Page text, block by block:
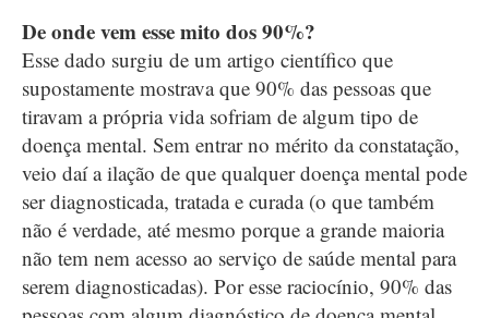
De onde vem esse mito dos 90%?
Esse dado surgiu de um artigo científico que
supostamente mostrava que 90% das pessoas que
tiravam a própria vida sofriam de algum tipo de
doença mental. Sem entrar no mérito da constatação,
veio daí a ilação de que qualquer doença mental pode
ser diagnosticada, tratada e curada (o que também
não é verdade, até mesmo porque a grande maioria
não tem nem acesso ao serviço de saúde mental para
serem diagnosticadas). Por esse raciocínio, 90% das